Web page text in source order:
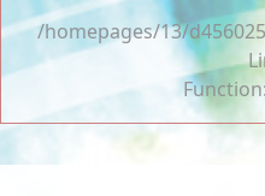
/homepages/13/